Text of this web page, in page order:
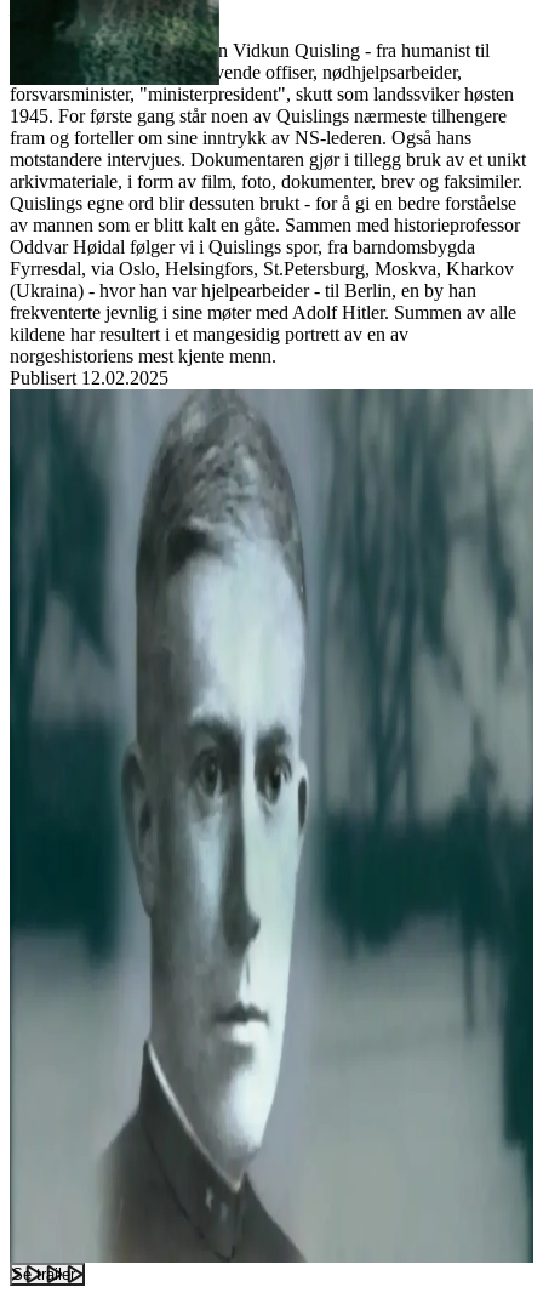
Norsk dokumentar om gåten Vidkun Quisling - fra humanist til
nazist. Vidkun Quisling, lovende offiser, nødhjelpsarbeider,
forsvarsminister, "ministerpresident", skutt som landssviker høsten
1945. For første gang står noen av Quislings nærmeste tilhengere
fram og forteller om sine inntrykk av NS-lederen. Også hans
motstandere intervjues. Dokumentaren gjør i tillegg bruk av et unikt
arkivmateriale, i form av film, foto, dokumenter, brev og faksimiler.
Quislings egne ord blir dessuten brukt - for å gi en bedre forståelse
av mannen som er blitt kalt en gåte. Sammen med historieprofessor
Oddvar Høidal følger vi i Quislings spor, fra barndomsbygda
Fyrresdal, via Oslo, Helsingfors, St.Petersburg, Moskva, Kharkov
(Ukraina) - hvor han var hjelpearbeider - til Berlin, en by han
frekventerte jevnlig i sine møter med Adolf Hitler. Summen av alle
kildene har resultert i et mangesidig portrett av en av
norgeshistoriens mest kjente menn.
Publisert 12.02.2025
Se trailer